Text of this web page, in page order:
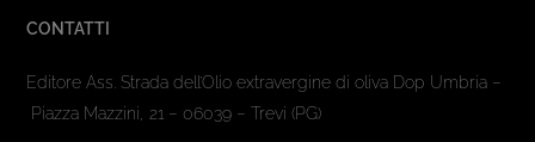
CONTATTI
Editore Ass. Strada dell’Olio extravergine di oliva Dop Umbria –
Piazza Mazzini, 21 – 06039 – Trevi (PG)